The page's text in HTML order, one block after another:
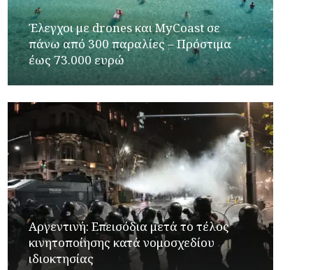
Έλεγχοι με drones και MyCoast σε
πάνω από 300 παραλίες – Πρόστιμα
έως 73.000 ευρώ
Αργεντινή: Επεισόδια μετά το τέλος
κινητοποίησης κατά νομοσχεδίου
ιδιοκτησίας